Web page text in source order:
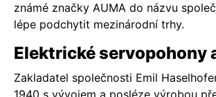
známé značky AUMA do názvu
lépe podchytit mezinárodní trhy.
Elektrické servopohony
Zakladatel společnosti Emil
1940 s vývojem a posléze výrobou